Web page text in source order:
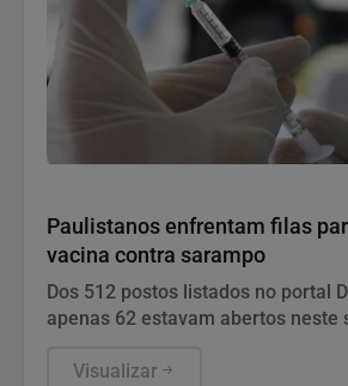
Paulistanos enfrentam filas
vacina contra sarampo
Dos 512 postos listados no portal
apenas 62 estavam abertos neste
segunda a sexta-feira.
Visualizar